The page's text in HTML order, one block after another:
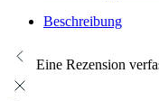
Beschreibung
Eine Rezension